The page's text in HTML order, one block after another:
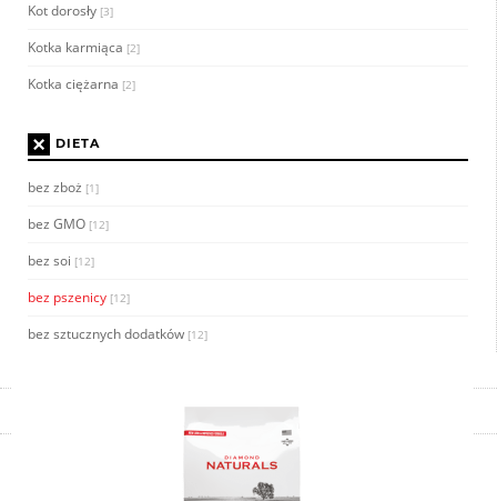
Kot dorosły [3]
Kotka karmiąca [2]
Kotka ciężarna [2]
× DIETA
bez zboż [1]
bez GMO [12]
bez soi [12]
bez pszenicy [12]
bez sztucznych dodatków [12]